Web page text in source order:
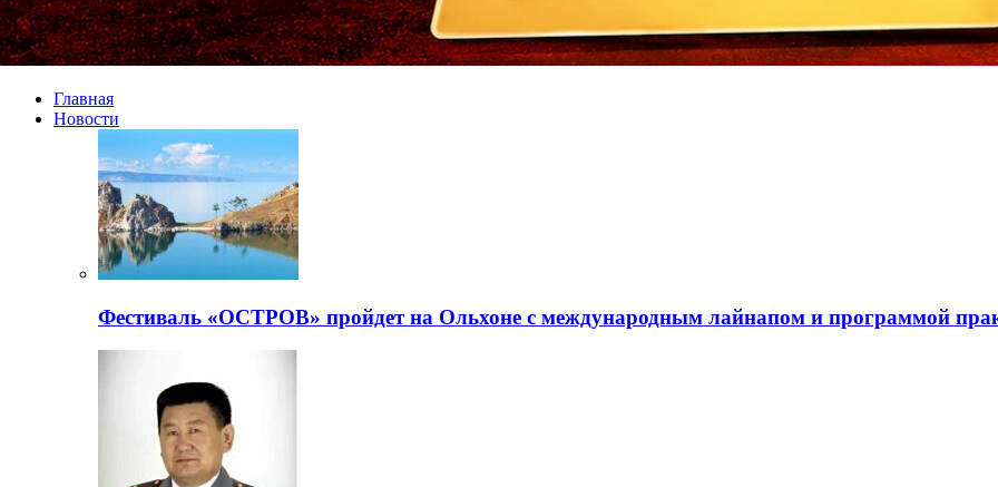
Главная
Новости
Фестиваль «ОСТРОВ» пройдет на Ольхоне с международным лайнапом и программой